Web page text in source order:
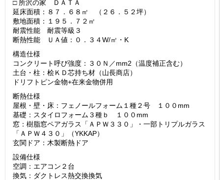
□ 所沢の家 ＤＡＴＡ
延床面積：８７．６８㎡ （２６．５２坪）
敷地面積：１９５．７２㎡
耐震性能 耐震等級３
断熱性能 ＵＡ値：０．３４W/㎡・K
構造仕様
コンクリート呼び強度：３０Ｎ／mm2（温度補正含む）
土台・柱：桧ＫＤ芯持ち材（山長商店）
ドリフトピン金物+在来金物併用
断熱仕様
屋根・壁・床：フェノールフォーム１種２号 １００mm
基礎：スタイロフォーム３種ｂ １００mm
窓：樹脂窓ペアガラス「ＡＰＷ３３０」・一部トリプルガラス
「ＡＰＷ４３０」（YKKAP）
玄関ドア：木製断熱ドア
設備仕様
空調：エアコン２台
換気：ダクトレス熱交換換気